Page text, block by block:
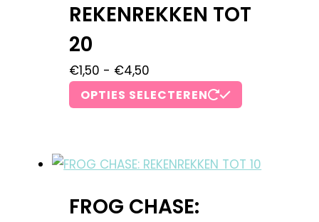
REKENREKKEN TOT
20
€1,50 - €4,50
OPTIES SELECTEREN
FROG CHASE: